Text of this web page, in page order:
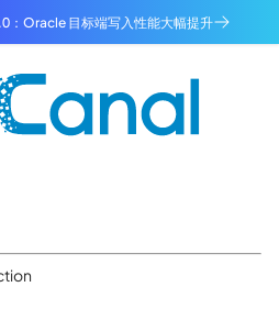
：Oracle 目标端写入性能大幅提升